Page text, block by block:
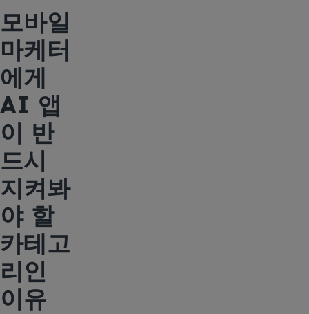
모바일
마케터
에게
AI 앱
이 반
드시
지켜봐
야 할
카테고
리인
이유